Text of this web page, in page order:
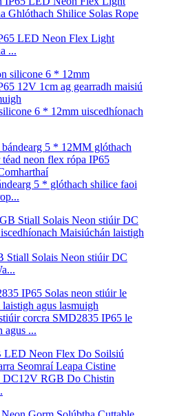
LED Neon Flex Light
...
6 * 12mm uiscedhíonach
5 * glóthach shilice faoi
Stiall Solais Neon stiúir DC
corcra SMD2835 IP65 le
agus ...
RGB Do Chistin